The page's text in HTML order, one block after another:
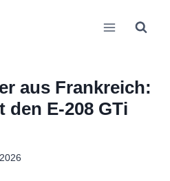
aus Frankreich:
den E-208 GTi